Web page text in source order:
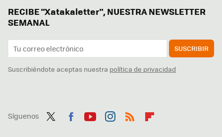
RECIBE "Xatakaletter", NUESTRA NEWSLETTER
SEMANAL
SUSCRIBIR
Suscribiéndote aceptas nuestra política de privacidad
Síguenos